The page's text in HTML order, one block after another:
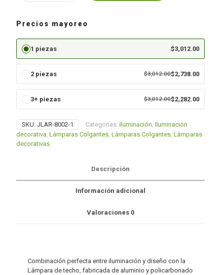
cantidad
Precios mayoreo
1 piezas $3,012.00
2 piezas $3,012.00$2,738.00
3+ piezas $3,012.00$2,282.00
SKU: JLAR-8002-1 Categorías: Iluminación, Iluminación
decorativa, Lámparas Colgantes, Lámparas Colgantes, Lámparas
decorativas
Descripción
Información adicional
Valoraciones 0
Combinación perfecta entre iluminación y diseño con la
Lámpara de techo, fabricada de aluminio y policarbonado